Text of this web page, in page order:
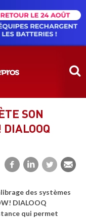
SON
DIALOOQ
des systèmes
DIALOOQ
qui permet